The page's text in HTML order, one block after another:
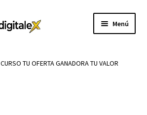
Menú
CURSO TU OFERTA GANADORA TU VALOR